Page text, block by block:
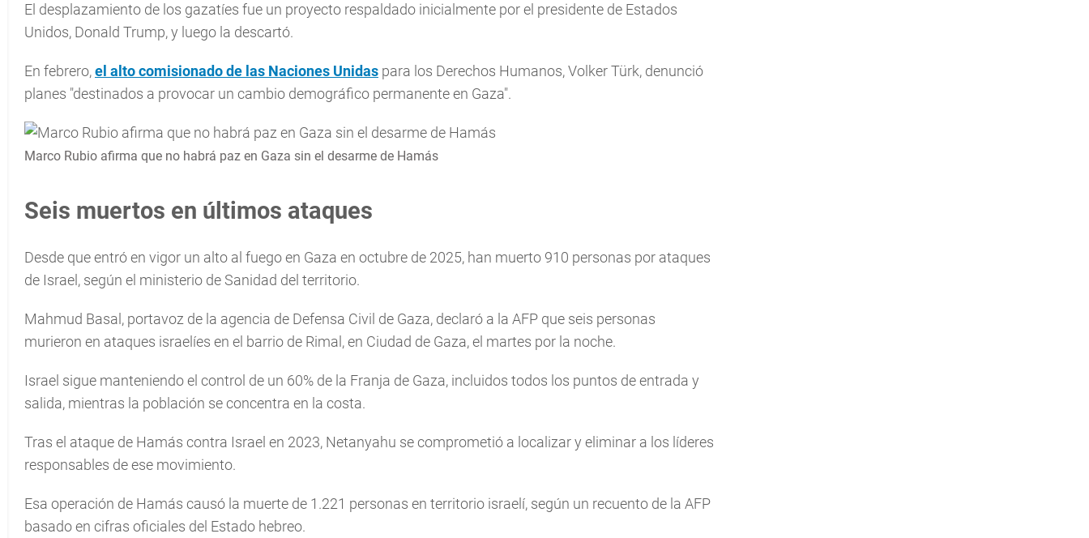
El desplazamiento de los gazatíes fue un proyecto respaldado inicialmente por el presidente de Estados
Unidos, Donald Trump, y luego la descartó.
En febrero,el alto comisionado de las Naciones Unidas para los Derechos Humanos, Volker Türk, denunció
planes "destinados a provocar un cambio demográfico permanente en Gaza".
Marco Rubio afirma que no habrá paz en Gaza sin el desarme de Hamás
Seis muertos en últimos ataques
Desde que entró en vigor un alto al fuego en Gaza en octubre de 2025, han muerto 910 personas por ataques
de Israel, según el ministerio de Sanidad del territorio.
Mahmud Basal, portavoz de la agencia de Defensa Civil de Gaza, declaró a la AFP que seis personas
murieron en ataques israelíes en el barrio de Rimal, en Ciudad de Gaza, el martes por la noche.
Israel sigue manteniendo el control de un 60% de la Franja de Gaza, incluidos todos los puntos de entrada y
salida, mientras la población se concentra en la costa.
Tras el ataque de Hamás contra Israel en 2023, Netanyahu se comprometió a localizar y eliminar a los líderes
responsables de ese movimiento.
Esa operación de Hamás causó la muerte de 1.221 personas en territorio israelí, según un recuento de la AFP
basado en cifras oficiales del Estado hebreo.